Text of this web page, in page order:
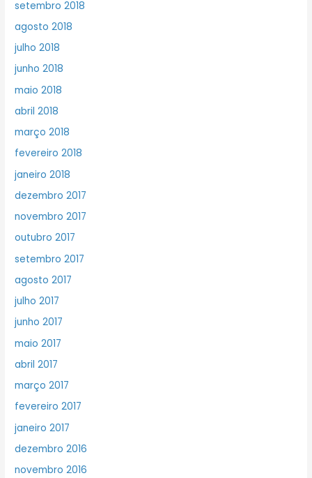
setembro 2018
agosto 2018
julho 2018
junho 2018
maio 2018
abril 2018
março 2018
fevereiro 2018
janeiro 2018
dezembro 2017
novembro 2017
outubro 2017
setembro 2017
agosto 2017
julho 2017
junho 2017
maio 2017
abril 2017
março 2017
fevereiro 2017
janeiro 2017
dezembro 2016
novembro 2016